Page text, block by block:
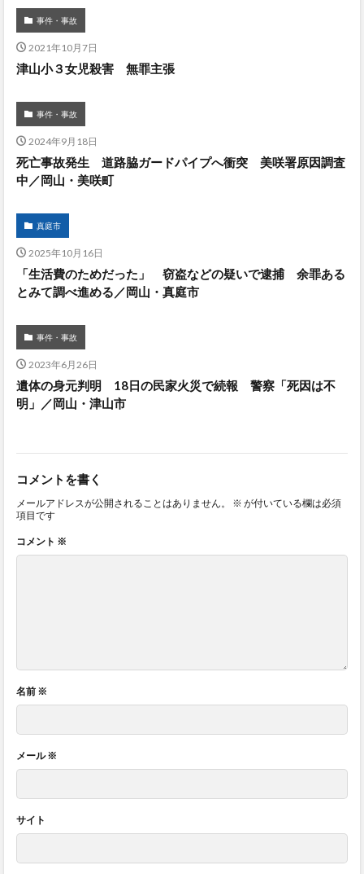
事件・事故
2021年10月7日
津山小３女児殺害 無罪主張
事件・事故
2024年9月18日
死亡事故発生 道路脇ガードパイプへ衝突 美咲署原因調査
中／岡山・美咲町
真庭市
2025年10月16日
「生活費のためだった」 窃盗などの疑いで逮捕 余罪ある
とみて調べ進める／岡山・真庭市
事件・事故
2023年6月26日
遺体の身元判明 18日の民家火災で続報 警察「死因は不
明」／岡山・津山市
コメントを書く
メールアドレスが公開されることはありません。 ※ が付いている欄は必須
項目です
コメント ※
名前 ※
メール※
サイト